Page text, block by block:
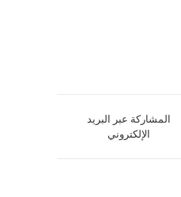
المشاركة عبر البريد
الإلكتروني